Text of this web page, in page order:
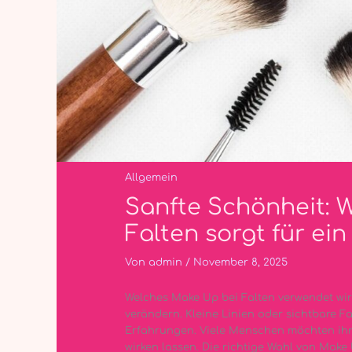
Allgemein
Sanfte Schönheit:
Falten sorgt für ein
Von admin / November 8, 2025
Welches Make Up bei Falten verwendet
verändern. Kleine Linien oder sichtbare
Erfahrungen. Viele Menschen möchten
wirken lassen. Die richtige Wahl von